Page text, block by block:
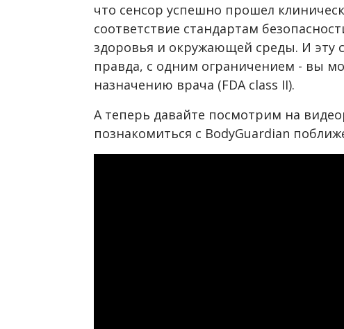
что сенсор успешно прошел
соответствие стандартам
здоровья и окружающей среды. И эту
правда, с одним ограничением - вы
назначению врача (FDA class II).
А теперь давайте посмотрим на
познакомиться с BodyGuardian